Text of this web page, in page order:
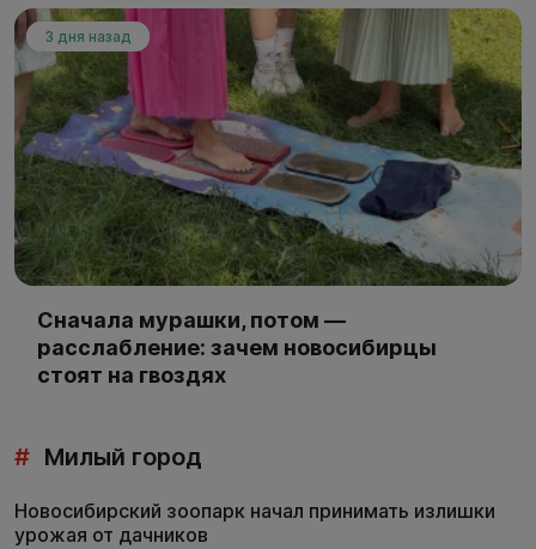
3 дня назад
Сначала мурашки, потом —
расслабление: зачем новосибирцы
стоят на гвоздях
# Милый город
Новосибирский зоопарк начал принимать излишки
урожая от дачников